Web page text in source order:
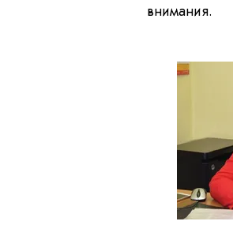
внимания.